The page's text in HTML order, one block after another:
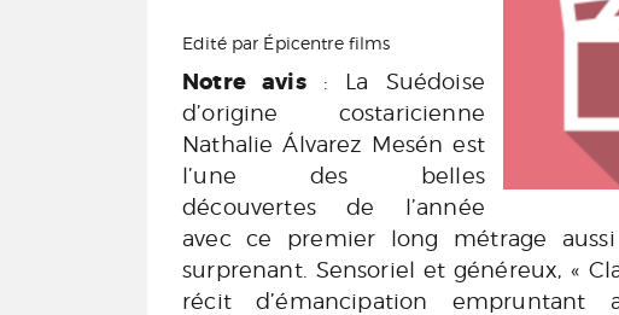
Edité par Épicentre films
Notre avis: La Suédoise
d’origine costaricienne
Nathalie Álvarez Mesén est
l’une des belles
découvertes de l’année
avec ce premier long métrage
surprenant. Sensoriel et généreux, «
récit d’émancipation empruntant